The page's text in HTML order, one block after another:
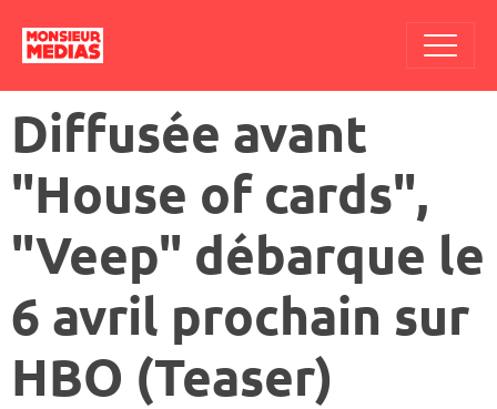
Diffusée avant
"House of cards",
"Veep" débarque le
6 avril prochain sur
HBO (Teaser)